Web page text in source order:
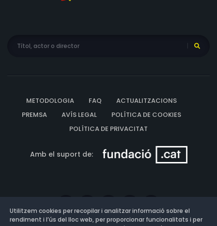
METODOLOGIA FAQ
ACTUALITZACIONS
PREMSA
AVÍS LEGAL
POLÍTICA DE COOKIES
POLÍTICA DE PRIVACITAT
Amb el suport de:
Utilitzem cookies per recopilar i analitzar informació sobre el
rendiment i l’ús del lloc web, per proporcionar funcionalitats i per